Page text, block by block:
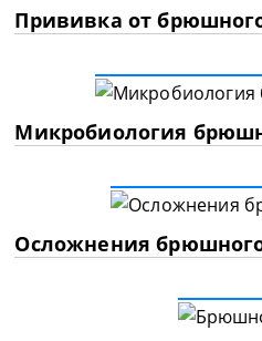
Прививка от
Микробиология
Осложнения